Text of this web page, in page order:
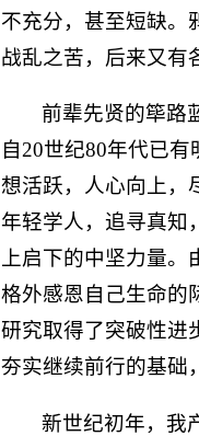
不充分，甚至短缺。
战乱之苦，后来又有
前辈先贤的筚路
自20世纪80年代已
想活跃，人心向上，
年轻学人，追寻真知
上启下的中坚力量。
格外感恩自己生命的
研究取得了突破性进
夯实继续前行的基础
新世纪初年，我